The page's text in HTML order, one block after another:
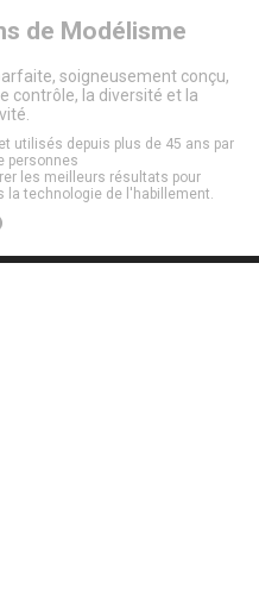
de Modélisme
soigneusement conçu,
contrôle, la diversité et la
utilisés depuis plus de 45 ans par
personnes
les meilleurs résultats pour
technologie de l'habillement.